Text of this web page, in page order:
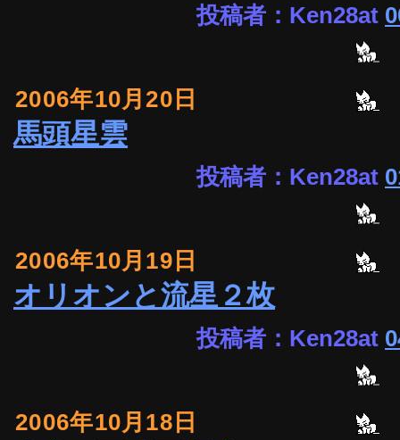
投稿者：Ken28at
2006年10月20日
馬頭星雲
投稿者：Ken28at
2006年10月19日
オリオンと流星２枚
投稿者：Ken28at
2006年10月18日